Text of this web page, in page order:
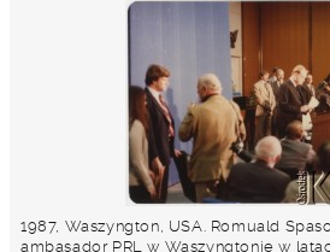
1987, Waszyngton, USA. Romuald
ambasador PRL w Waszyngtonie w